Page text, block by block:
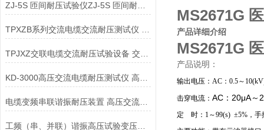
ZJ-5S 匝间耐压试验仪ZJ-5S 匝间耐压测试仪
TPJXZ交联电缆交流耐压试验设备 交流电缆交流耐压测试仪
电缆变频串联谐振耐压装置 高压交流电缆耐压测试仪
工频（串、并联）谐振高压试验变压器高压交流电缆耐压测试仪
MS2671G
产品详细介绍
MS2671G
产品说明：
输出电压：AC：0.5～
击穿电流： AC：20μA～
定 时：1～99(s) ±5%，手